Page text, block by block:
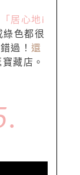
「居心地i
綠色都很
過！ 還
藏店。